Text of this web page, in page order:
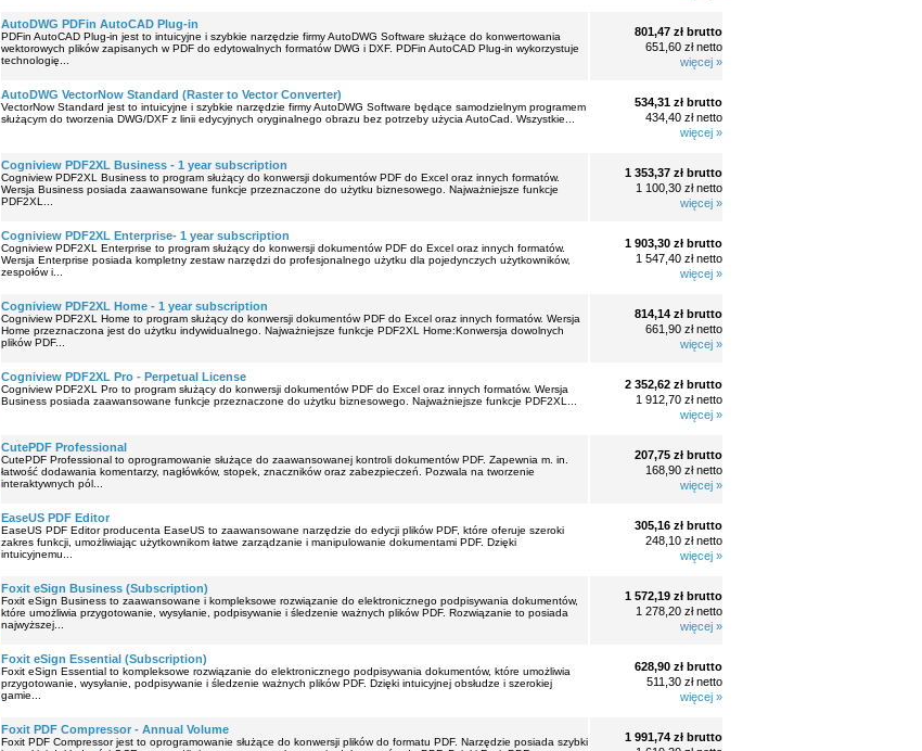
AutoDWG PDFin AutoCAD Plug-in
PDFin AutoCAD Plug-in jest to intuicyjne i szybkie narzędzie firmy AutoDWG Software służące do konwertowania
wektorowych plików zapisanych w PDF do edytowalnych formatów DWG i DXF. PDFin AutoCAD Plug-in wykorzystuje
technologię...
801,47 zł brutto
651,60 zł netto
więcej »
AutoDWG VectorNow Standard (Raster to Vector Converter)
VectorNow Standard jest to intuicyjne i szybkie narzędzie firmy AutoDWG Software będące samodzielnym programem
służącym do tworzenia DWG/DXF z linii edycyjnych oryginalnego obrazu bez potrzeby użycia AutoCad. Wszystkie...
534,31 zł brutto
434,40 zł netto
więcej »
Cogniview PDF2XL Business - 1 year subscription
Cogniview PDF2XL Business to program służący do konwersji dokumentów PDF do Excel oraz innych formatów.
Wersja Business posiada zaawansowane funkcje przeznaczone do użytku biznesowego. Najważniejsze funkcje
PDF2XL...
1 353,37 zł brutto
1 100,30 zł netto
więcej »
Cogniview PDF2XL Enterprise- 1 year subscription
Cogniview PDF2XL Enterprise to program służący do konwersji dokumentów PDF do Excel oraz innych formatów.
Wersja Enterprise posiada kompletny zestaw narzędzi do profesjonalnego użytku dla pojedynczych użytkowników,
zespołów i...
1 903,30 zł brutto
1 547,40 zł netto
więcej »
Cogniview PDF2XL Home - 1 year subscription
Cogniview PDF2XL Home to program służący do konwersji dokumentów PDF do Excel oraz innych formatów. Wersja
Home przeznaczona jest do użytku indywidualnego. Najważniejsze funkcje PDF2XL Home:Konwersja dowolnych
plików PDF...
814,14 zł brutto
661,90 zł netto
więcej »
Cogniview PDF2XL Pro - Perpetual License
Cogniview PDF2XL Pro to program służący do konwersji dokumentów PDF do Excel oraz innych formatów. Wersja
Business posiada zaawansowane funkcje przeznaczone do użytku biznesowego. Najważniejsze funkcje PDF2XL...
2 352,62 zł brutto
1 912,70 zł netto
więcej »
CutePDF Professional
CutePDF Professional to oprogramowanie służące do zaawansowanej kontroli dokumentów PDF. Zapewnia m. in.
łatwość dodawania komentarzy, nagłówków, stopek, znaczników oraz zabezpieczeń. Pozwala na tworzenie
interaktywnych pól...
207,75 zł brutto
168,90 zł netto
więcej »
EaseUS PDF Editor
EaseUS PDF Editor producenta EaseUS to zaawansowane narzędzie do edycji plików PDF, które oferuje szeroki
zakres funkcji, umożliwiając użytkownikom łatwe zarządzanie i manipulowanie dokumentami PDF. Dzięki
intuicyjnemu...
305,16 zł brutto
248,10 zł netto
więcej »
Foxit eSign Business (Subscription)
Foxit eSign Business to zaawansowane i kompleksowe rozwiązanie do elektronicznego podpisywania dokumentów,
które umożliwia przygotowanie, wysyłanie, podpisywanie i śledzenie ważnych plików PDF. Rozwiązanie to posiada
najwyższej...
1 572,19 zł brutto
1 278,20 zł netto
więcej »
Foxit eSign Essential (Subscription)
Foxit eSign Essential to kompleksowe rozwiązanie do elektronicznego podpisywania dokumentów, które umożliwia
przygotowanie, wysyłanie, podpisywanie i śledzenie ważnych plików PDF. Dzięki intuicyjnej obsłudze i szerokiej
gamie...
628,90 zł brutto
511,30 zł netto
więcej »
Foxit PDF Compressor - Annual Volume
Foxit PDF Compressor jest to oprogramowanie służące do konwersji plików do formatu PDF. Narzędzie posiada szybki
1 991,74 zł brutto